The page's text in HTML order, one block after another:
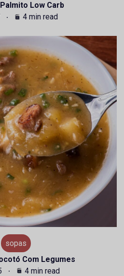
Low Carb
4 min read
sopas
Com Legumes
4 min read